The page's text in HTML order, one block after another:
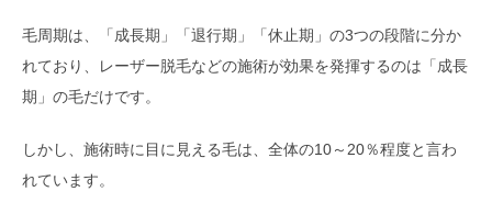
毛周期は、「成長期」「退行期」「休止期」の3つの段階に分か
れており、レーザー脱毛などの施術が効果を発揮するのは「成長
期」の毛だけです。
しかし、施術時に目に見える毛は、全体の10～20％程度と言わ
れています。